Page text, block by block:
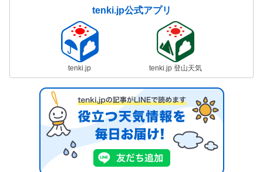
tenki.jp公式アプリ
tenki.jp tenki.jp 登山天気